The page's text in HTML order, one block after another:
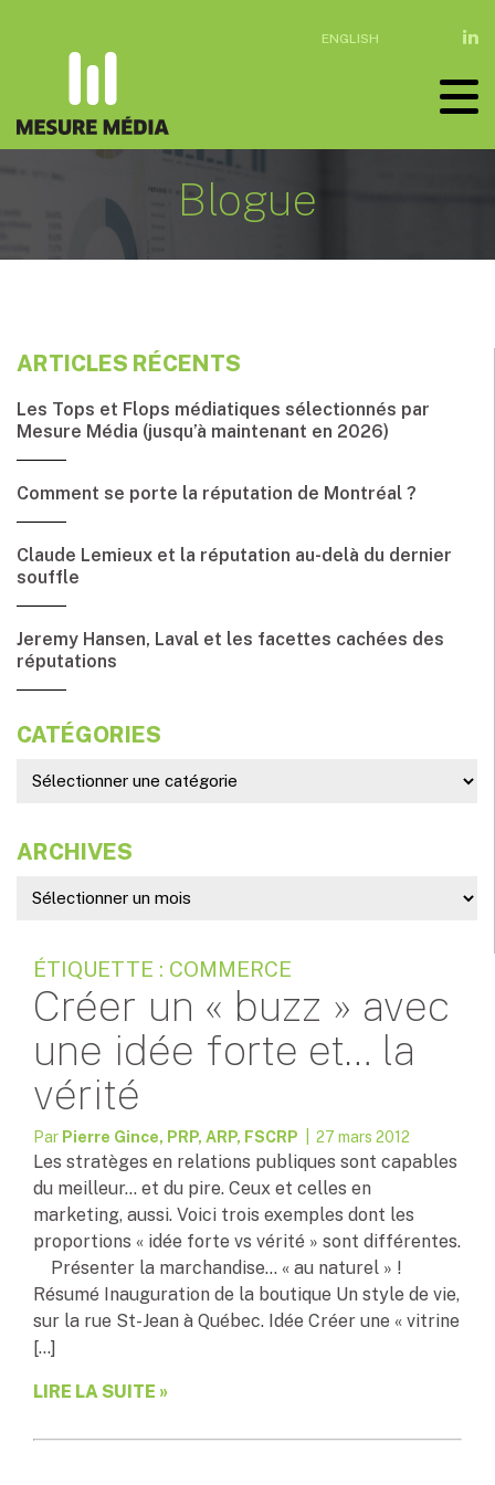
ENGLISH
Blogue
ARTICLES RÉCENTS
Les Tops et Flops médiatiques sélectionnés par
Mesure Média (jusqu’à maintenant en 2026)
Comment se porte la réputation de Montréal ?
Claude Lemieux et la réputation au-delà du dernier
souffle
Jeremy Hansen, Laval et les facettes cachées des
réputations
CATÉGORIES
ARCHIVES
ÉTIQUETTE : COMMERCE
Créer un « buzz » avec
une idée forte et… la
vérité
Par Pierre Gince, PRP, ARP, FSCRP | 27 mars 2012
Les stratèges en relations publiques sont capables
du meilleur… et du pire. Ceux et celles en
marketing, aussi. Voici trois exemples dont les
proportions « idée forte vs vérité » sont différentes.
Présenter la marchandise… « au naturel » !
Résumé Inauguration de la boutique Un style de vie,
sur la rue St-Jean à Québec. Idée Créer une « vitrine
[…]
LIRE LA SUITE »